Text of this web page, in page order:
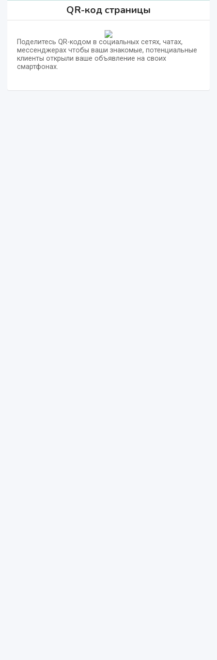
QR-код страницы
Поделитесь QR-кодом в социальных сетях, чатах,
мессенджерах чтобы ваши знакомые, потенциальные
клиенты открыли ваше объявление на своих
смартфонах.